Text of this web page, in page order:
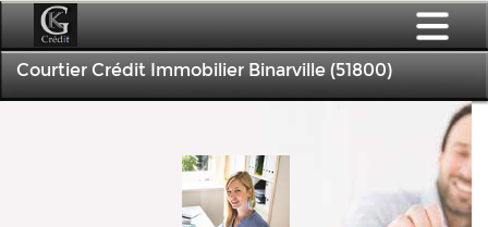
Courtier Crédit Immobilier Binarville (51800)